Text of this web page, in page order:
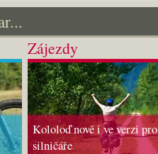
Zájezdy
Kololoď nově i ve verzi pro
silničáře